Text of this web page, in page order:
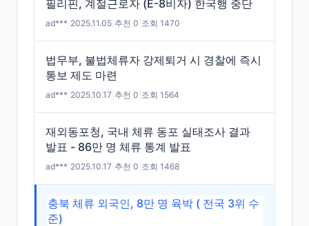
필리핀, 계절근로자 (E-8비자) 한국행 중단
ad*** 2025.11.05 추천 0 조회 1470
법무부, 불법체류자 강제퇴거 시 경찰에 즉시
통보 제도 마련
ad*** 2025.10.17 추천 0 조회 1564
재외동포청, 국내 체류 동포 실태조사 결과
발표 - 86만 명 체류 통계 발표
ad*** 2025.10.17 추천 0 조회 1468
충북 체류 외국인, 8만 명 육박 ( 전국 3위 수
준)